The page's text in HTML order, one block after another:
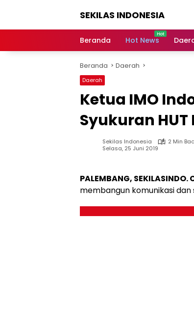
SEKILAS INDONESIA
Terkini,
Latest
World,
Headlines,
News
Beranda Hot News
Beranda Daerah
Daerah
Ketua IMO
Syukuran HUT
Sekilas Indonesia
2 Min
Selasa, 25 Juni 2019
PALEMBANG, SEKILASINDO.
membangun komunikasi